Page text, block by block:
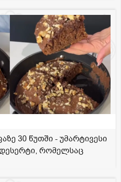
30 წუთში - უმარტივესი
რომელსაც